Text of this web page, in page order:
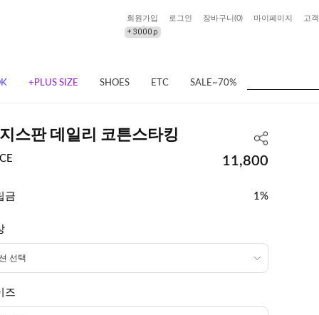
회원가입 로그인 장바구니(0) 마이페이지 고
+PLUS SIZE SHOES ETC SALE~70%
스판 데일리 코튼스타킹
11,800
금 1%
즈